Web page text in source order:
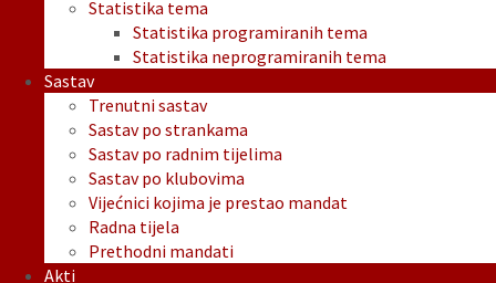
Statistika tema
Statistika programiranih tema
Statistika neprogramiranih tema
Sastav
Trenutni sastav
Sastav po strankama
Sastav po radnim tijelima
Sastav po klubovima
Vijećnici kojima je prestao mandat
Radna tijela
Prethodni mandati
Akti